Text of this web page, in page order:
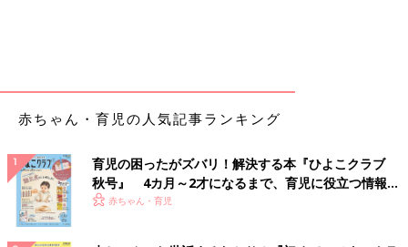
赤ちゃん・育児の人気記事ランキング
育児の困ったがズバリ！解決する本『ひよこクラブ
秋号』 4カ月～2才になるまで、育児に役立つ情報が
いっぱい！
赤ちゃん・育児